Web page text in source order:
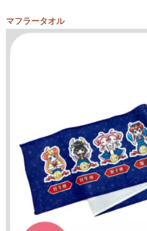
マフラータオル